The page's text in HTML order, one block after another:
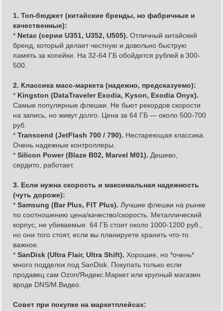
1. Топ-бюджет (китайские бренды, но фабричные и
качественные):
* Netac (серии U351, U352, U505). Отличный китайский
бренд, который делает честную и довольно быструю
память за копейки. На 32-64 ГБ обойдется рублей в 300-
500.
2. Классика масс-маркета (надежно, предсказуемо):
* Kingston (DataTraveler Exodia, Kyson, Exodia Onyx).
Самые популярные флешки. Не бьют рекордов скорости
на запись, но живут долго. Цена за 64 ГБ — около 500-700
руб.
* Transcend (JetFlash 700 / 790). Нестареющая классика.
Очень надежные контроллеры.
* Silicon Power (Blaze B02, Marvel M01). Дешево,
сердито, работает.
3. Если нужна скорость и максимальная надежность
(чуть дороже):
* Samsung (Bar Plus, FIT Plus). Лучшие флешки на рынке
по соотношению цена/качество/скорость. Металлический
корпус, не убиваемые. 64 ГБ стоит около 1000-1200 руб.,
но они того стоят, если вы планируете хранить что-то
важное.
* SanDisk (Ultra Flair, Ultra Shift). Хорошие, но *очень*
много подделок под SanDisk. Покупать только если
продавец сам Ozon/Яндекс.Маркет или крупный магазин
вроде DNS/М.Видео.
Совет при покупке на маркетплейсах: